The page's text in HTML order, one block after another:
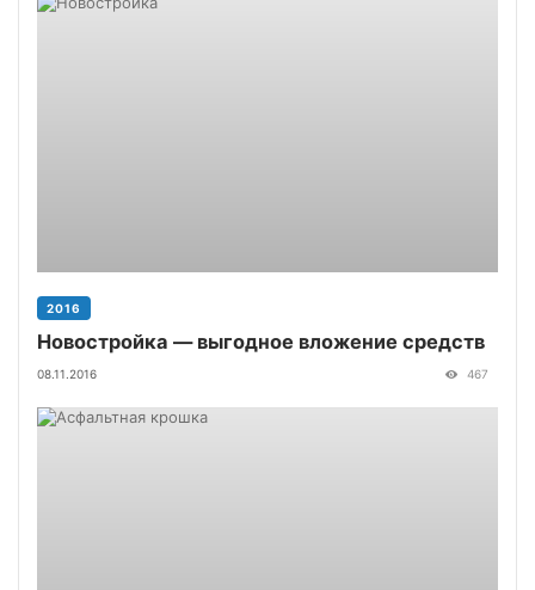
2016
Новостройка — выгодное вложение средств
08.11.2016 467